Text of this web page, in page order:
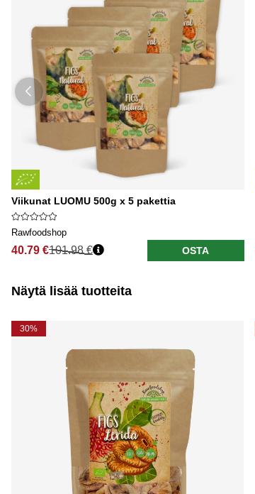
Viikunat LUOMU 500g x 5 pakettia
Rawfoodshop
40.79 €101.98 € OSTA
Näytä lisää tuotteita
30%